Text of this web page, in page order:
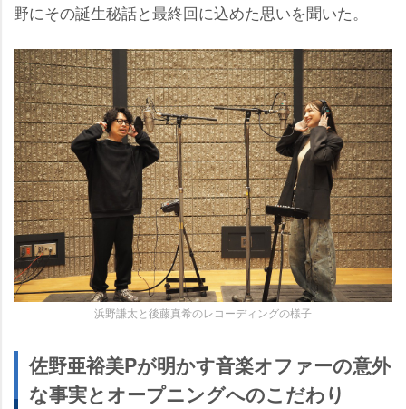
野にその誕生秘話と最終回に込めた思いを聞いた。
浜野謙太と後藤真希のレコーディングの様子
佐野亜裕美Pが明かす音楽オファーの意外
な事実とオープニングへのこだわり